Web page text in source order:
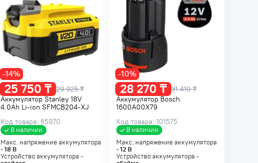
25 750 ₸ 29 925 ₸
-14%
Аккумулятор Stanley 18V
4.0Ah Li-ion SFMCB204-XJ
Код товара: 65970
В наличии
Макс. напряжение аккумулятора
-18 В
Устройство аккумулятора -
28 270 ₸ 31 410 ₸
-10%
Аккумулятор Bosch
1600A00X79
Код товара: 101575
В наличии
Макс. напряжение аккумулятора
-12В
Устройство аккумулятора -